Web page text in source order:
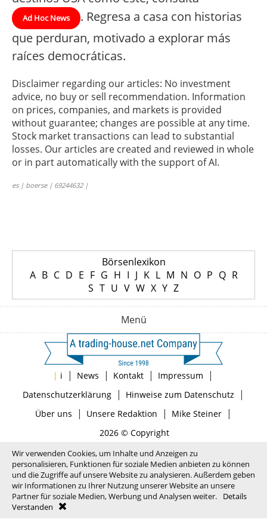
Ad Hoc News
. Regresa a casa con historias
que perduran, motivado a explorar más
raíces democráticas.
Disclaimer regarding our articles: No investment
advice, no buy or sell recommendation. Information
on prices, companies, and markets is provided
without guarantee; changes are possible at any time.
Stock market transactions can lead to substantial
losses. Our articles are created and reviewed in whole
or in part automatically with the support of AI.
es | boerse | 69244632 |
Börsenlexikon
A B C D E F G H I J K L M N O P Q R
S T U V W X Y Z
Menü
| i | News | Kontakt | Impressum |
Datenschutzerklärung| Hinweise zum Datenschutz |
Über uns | Unsere Redaktion | Mike Steiner|
2026 © Copyright
Wir verwenden Cookies, um Inhalte und Anzeigen zu
personalisieren, Funktionen für soziale Medien anbieten zu können
und die Zugriffe auf unsere Website zu analysieren. Außerdem geben
wir Informationen zu Ihrer Nutzung unserer Website an unsere
Partner für soziale Medien, Werbung und Analysen weiter.
Details
Verstanden